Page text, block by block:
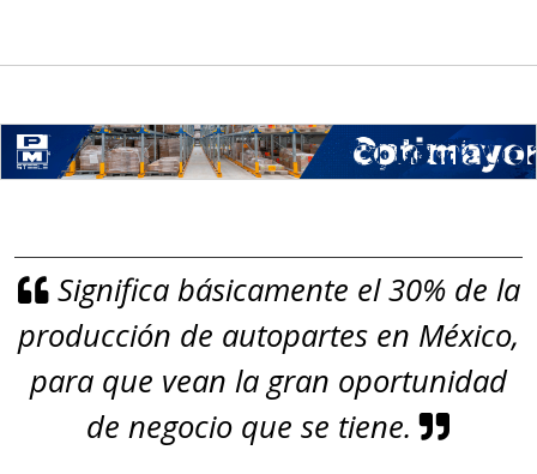
Empresa en Jalisco
GRAFITO LAMINADO EN
ROLLO
Especificaciones:
Requisitos: Garantizar composición
química y origen adecuados
(especialmente para grafito) y
Significa básicamente el 30% de la
producción de autopartes en México,
para que vean la gran oportunidad
de negocio que se tiene.